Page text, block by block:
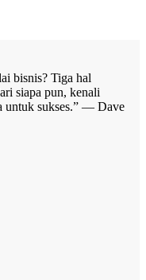
bisnis? Tiga hal
siapa pun, kenali
untuk sukses.” — Dave